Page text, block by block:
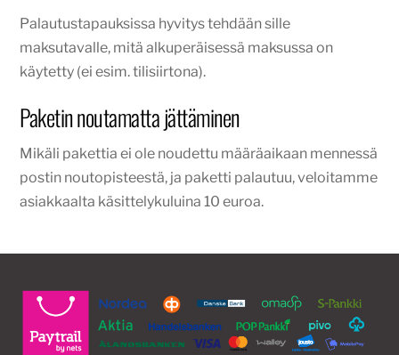
Palautustapauksissa hyvitys tehdään sille
maksutavalle, mitä alkuperäisessä maksussa on
käytetty (ei esim. tilisiirtona).
Paketin noutamatta jättäminen
Mikäli pakettia ei ole noudettu määräaikaan mennessä
postin noutopisteestä, ja paketti palautuu, veloitamme
asiakkaalta käsittelykuluina 10 euroa.